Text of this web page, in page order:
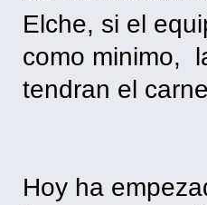
Elche, si el
como minimo,
tendran el
Hoy ha